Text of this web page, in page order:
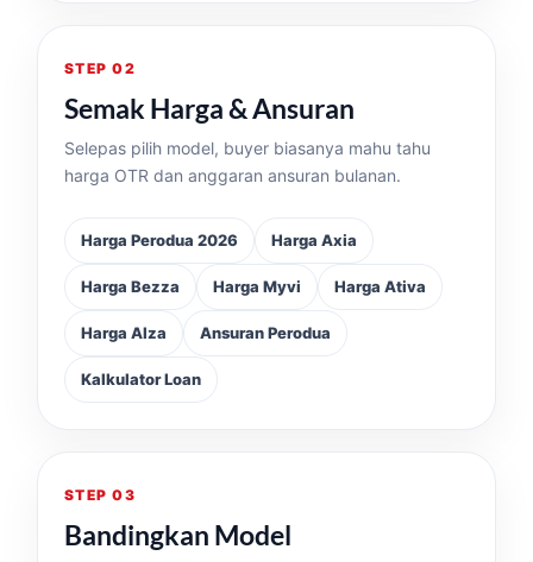
STEP 02
Semak Harga & Ansuran
Selepas pilih model, buyer biasanya mahu tahu
harga OTR dan anggaran ansuran bulanan.
Harga Perodua 2026 Harga Axia
Harga Bezza Harga Myvi Harga Ativa
Harga Alza Ansuran Perodua
Kalkulator Loan
STEP 03
Bandingkan Model